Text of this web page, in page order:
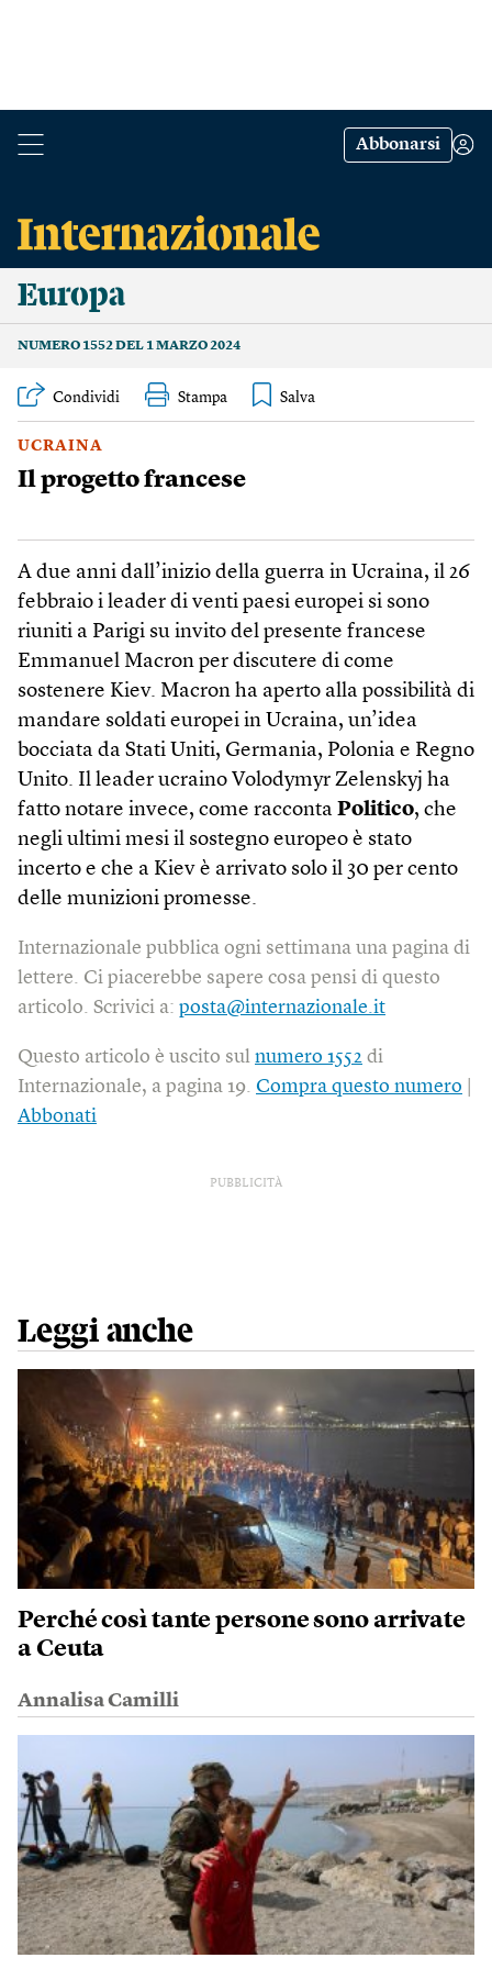
Abbonarsi
Europa
NUMERO 1552 DEL 1 MARZO 2024
Condividi Stampa
UCRAINA
Il progetto francese
A due anni dall’inizio della guerra in Ucraina, il 26
febbraio i leader di venti paesi europei si sono
riuniti a Parigi su invito del presente francese
Emmanuel Macron per discutere di come
sostenere Kiev. Macron ha aperto alla possibilità di
mandare soldati europei in Ucraina, un’idea
bocciata da Stati Uniti, Germania, Polonia e Regno
Unito. Il leader ucraino Volodymyr Zelenskyj ha
fatto notare invece, come racconta Politico, che
negli ultimi mesi il sostegno europeo è stato
incerto e che a Kiev è arrivato solo il 30 per cento
delle munizioni promesse.
Internazionale pubblica ogni settimana una pagina di
lettere. Ci piacerebbe sapere cosa pensi di questo
articolo. Scrivici a: posta@internazionale.it
Questo articolo è uscito sul numero 1552 di
Internazionale, a pagina 19. Compra questo numero
Abbonati
PUBBLICITÀ
Leggi anche
Perché così tante persone sono arrivate
a Ceuta
Annalisa Camilli